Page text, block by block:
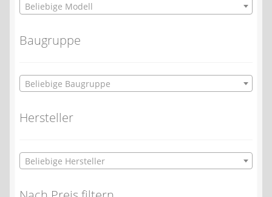
Beliebige Modell
Baugruppe
Beliebige Baugruppe
Hersteller
Beliebige Hersteller